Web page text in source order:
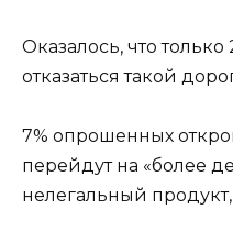
Оказалось, что
отказаться такой
7% опрошенных
перейдут на «более
нелегальный